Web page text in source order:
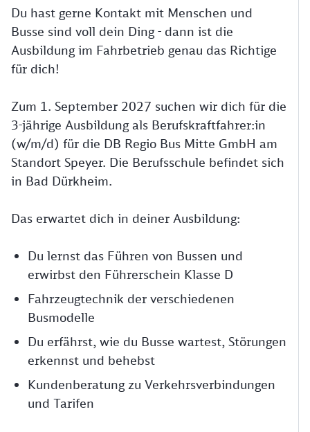
Du hast gerne Kontakt mit Menschen und
Busse sind voll dein Ding - dann ist die
Ausbildung im Fahrbetrieb genau das Richtige
für dich!
Zum 1. September 2027 suchen wir dich für die
3-jährige Ausbildung als Berufskraftfahrer:in
(w/m/d) für die DB Regio Bus Mitte GmbH am
Standort Speyer. Die Berufsschule befindet sich
in Bad Dürkheim.
Das erwartet dich in deiner Ausbildung:
Du lernst das Führen von Bussen und
erwirbst den Führerschein Klasse D
Fahrzeugtechnik der verschiedenen
Busmodelle
Du erfährst, wie du Busse wartest, Störungen
erkennst und behebst
Kundenberatung zu Verkehrsverbindungen
und Tarifen